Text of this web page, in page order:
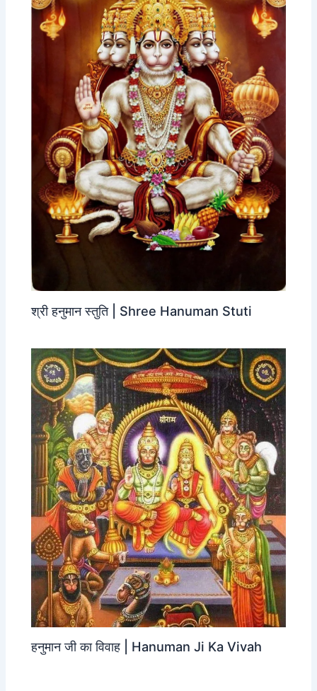
श्री हनुमान स्तुति | Shree Hanuman Stuti
हनुमान जी का विवाह | Hanuman Ji Ka Vivah